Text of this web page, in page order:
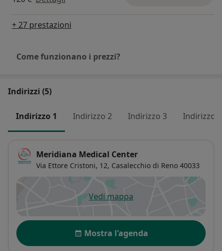
+ 27 prestazioni
Come funzionano i prezzi?
Indirizzi (5)
Indirizzo 1 Indirizzo 2 Indirizzo 3 Indirizzo 4
Meridiana Medical Center
Via Ettore Cristoni, 12, Casalecchio di Reno 40033
Vedi mappasi apre in una nuova scheda
Disponibilità
Mostra l'agenda